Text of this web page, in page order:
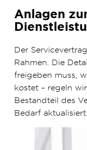
Anlagen
Der
Rahmen. Die
freigeben muss,
kostet – regeln
Bestandteil des
Bedarf aktualisiert.